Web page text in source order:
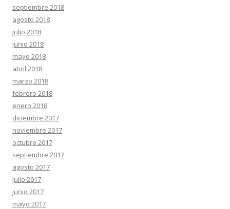
septiembre 2018
agosto 2018
julio 2018
junio 2018
mayo 2018
abril 2018
marzo 2018
febrero 2018
enero 2018
diciembre 2017
noviembre 2017
octubre 2017
septiembre 2017
agosto 2017
julio 2017
junio 2017
mayo 2017